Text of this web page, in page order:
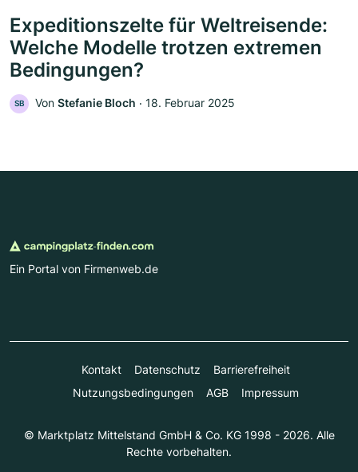
Expeditionszelte für Weltreisende:
Welche Modelle trotzen extremen
Bedingungen?
SB Von Stefanie Bloch ‧ 18. Februar 2025
Ein Portal von Firmenweb.de
Kontakt Datenschutz
Barrierefreiheit
Nutzungsbedingungen
AGB Impressum
© Marktplatz Mittelstand GmbH & Co. KG 1998 - 2026. Alle
Rechte vorbehalten.